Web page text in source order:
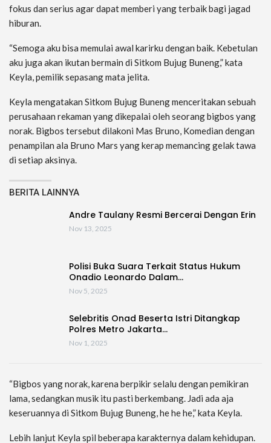
fokus dan serius agar dapat memberi yang terbaik bagi jagad
hiburan.
“Semoga aku bisa memulai awal karirku dengan baik. Kebetulan
aku juga akan ikutan bermain di Sitkom Bujug Buneng,” kata
Keyla, pemilik sepasang mata jelita.
Keyla mengatakan Sitkom Bujug Buneng menceritakan sebuah
perusahaan rekaman yang dikepalai oleh seorang bigbos yang
norak. Bigbos tersebut dilakoni Mas Bruno, Komedian dengan
penampilan ala Bruno Mars yang kerap memancing gelak tawa
di setiap aksinya.
BERITA LAINNYA
Andre Taulany Resmi Bercerai Dengan Erin
Nov 13, 2025
Polisi Buka Suara Terkait Status Hukum
Onadio Leonardo Dalam…
Nov 5, 2025
Selebritis Onad Beserta Istri Ditangkap
Polres Metro Jakarta…
Nov 1, 2025
“Bigbos yang norak, karena berpikir selalu dengan pemikiran
lama, sedangkan musik itu pasti berkembang. Jadi ada aja
keseruannya di Sitkom Bujug Buneng, he he he,” kata Keyla.
Lebih lanjut Keyla spil beberapa karakternya dalam kehidupan.